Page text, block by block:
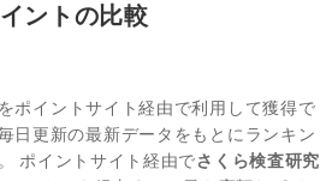
ントの比較
をポイントサイト経由で利用して獲得で
日更新の最新データをもとにランキン
ポイントサイト経由でさくら検査研究